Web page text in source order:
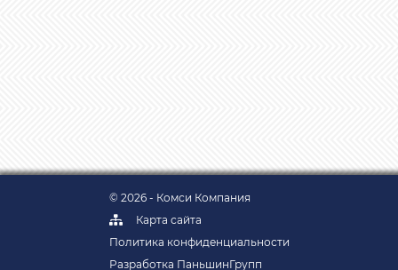
© 2026 - Комси Компания
Карта сайта
Политика конфиденциальности
Разработка ПаньшинГрупп